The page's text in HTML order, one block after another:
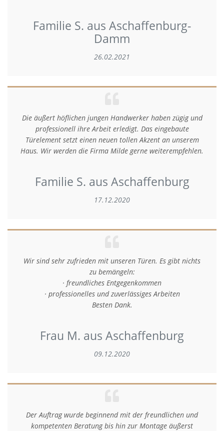
Familie S. aus Aschaffenburg-
Damm
26.02.2021
Die äußert höflichen jungen Handwerker haben zügig und
professionell ihre Arbeit erledigt. Das eingebaute
Türelement setzt einen neuen tollen Akzent an unserem
Haus. Wir werden die Firma Milde gerne weiterempfehlen.
Familie S. aus Aschaffenburg
17.12.2020
Wir sind sehr zufrieden mit unseren Türen. Es gibt nichts
zu bemängeln:
· freundliches Entgegenkommen
· professionelles und zuverlässiges Arbeiten
Besten Dank.
Frau M. aus Aschaffenburg
09.12.2020
Der Auftrag wurde beginnend mit der freundlichen und
kompetenten Beratung bis hin zur Montage äußerst